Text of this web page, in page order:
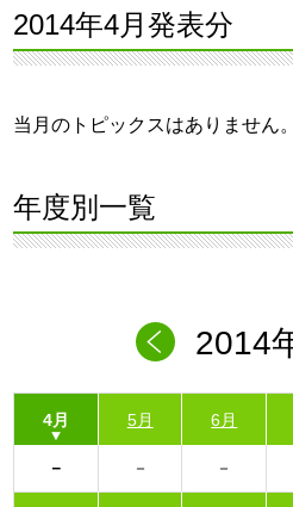
2014年4月発表分
当月のトピックスはありません。
年度別一覧
2014
4月 5月 6月